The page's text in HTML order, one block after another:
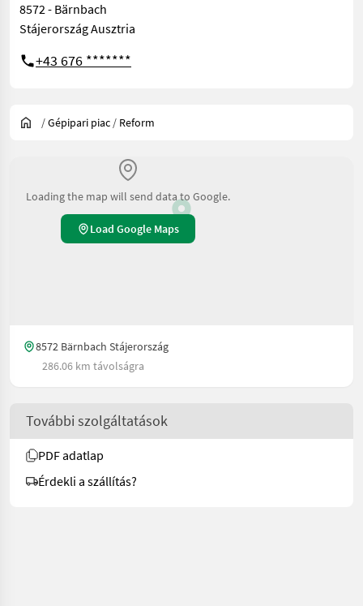
8572 - Bärnbach
Stájerország Ausztria
+43 676 *******
/Gépipari piac / Reform
Loading the map will send data to Google.
Load Google Maps
8572 Bärnbach Stájerország
286.06 km távolságra
További szolgáltatások
PDF adatlap
Érdekli a szállítás?